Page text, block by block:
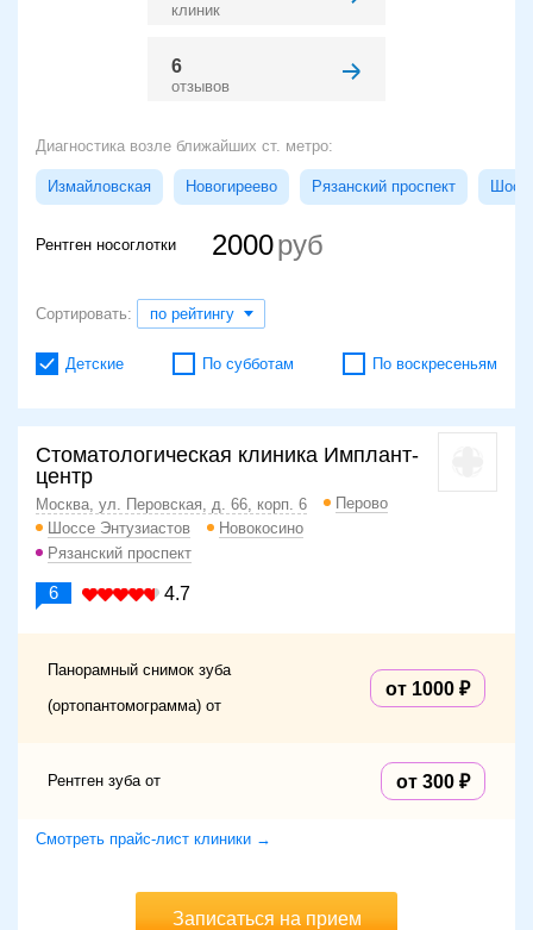
клиник
6
отзывов
Диагностика возле ближайших ст. метро:
Измайловская Новогиреево Рязанский проспект
Рентген носоглотки 2000
Сортировать: по рейтингу
Детские По субботам По воскресеньям
Стоматологическая клиника Имплант-
центр
Москва, ул. Перовская, д. 66, корп. 6
Перово
Шоссе Энтузиастов
Новокосино
Рязанский проспект
6 4.7
Панорамный снимок зуба
(ортопантомограмма) от
от 1000
Рентген зуба от от 300
Смотреть прайс-лист клиники →
Записаться на прием